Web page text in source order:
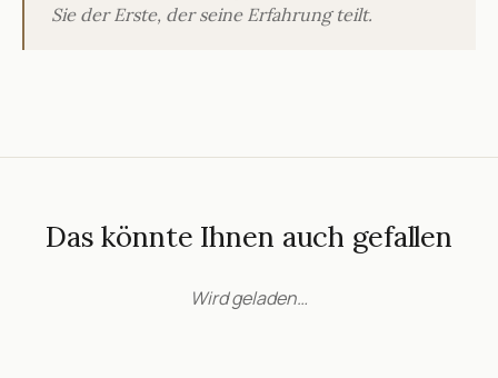
Sie der Erste, der seine Erfahrung teilt.
Das könnte Ihnen auch gefallen
Wird geladen…